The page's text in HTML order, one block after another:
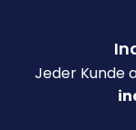
Jeder Kunde